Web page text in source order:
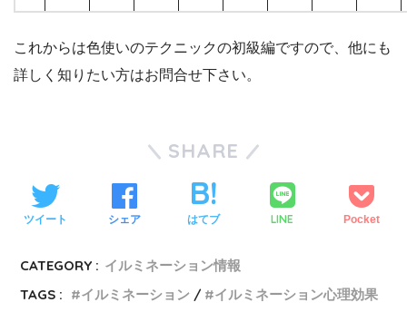
これからは色使いのテクニックの初級編ですので、他にも
詳しく知りたい方はお問合せ下さい。
SHARE
ツイート シェア はてブ LINE Pocket
CATEGORY : イルミネーション情報
TAGS :
イルミネーション イルミネーション心理効果